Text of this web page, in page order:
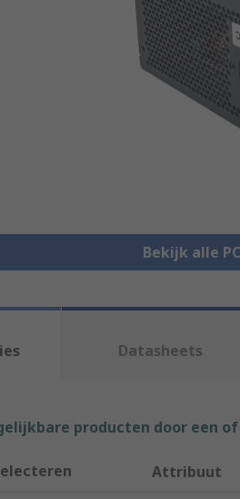
Bekijk alle
Datasheets
producten door een
Attribuut